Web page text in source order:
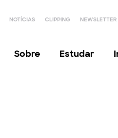
NOTÍCIAS CLIPPING NEWSLETTER
Sobre Estudar